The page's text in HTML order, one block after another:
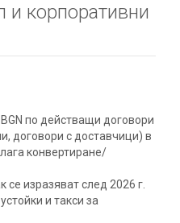
и корпоративни
по действащи договори
договори с доставчици) в
конвертиране/
се изразяват след 2026 г.
и такси за